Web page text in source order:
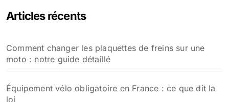
Articles récents
Comment changer les plaquettes de freins sur une
moto : notre guide détaillé
Équipement vélo obligatoire en France : ce que dit la
loi